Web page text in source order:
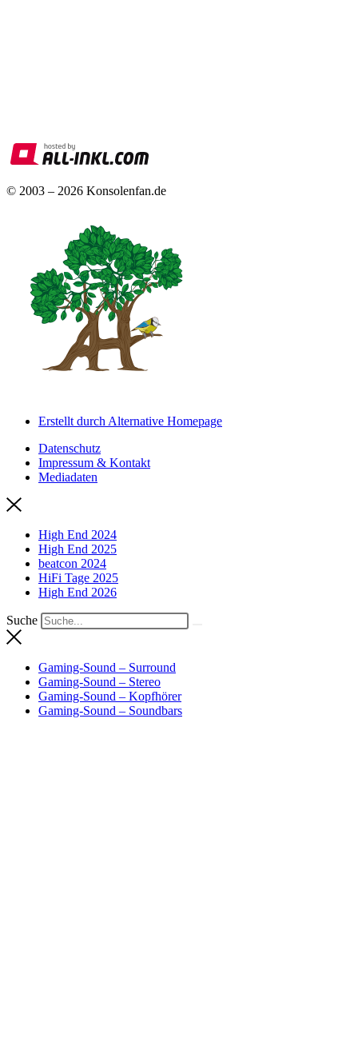
© 2003 – 2026 Konsolenfan.de
Erstellt durch Alternative Homepage
Datenschutz
Impressum & Kontakt
Mediadaten
High End 2024
High End 2025
beatcon 2024
HiFi Tage 2025
High End 2026
Suche
Gaming-Sound – Surround
Gaming-Sound – Stereo
Gaming-Sound – Kopfhörer
Gaming-Sound – Soundbars